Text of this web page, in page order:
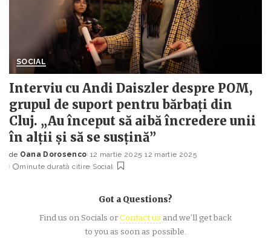
SOCIAL
Interviu cu Andi Daiszler despre POM,
grupul de suport pentru bărbați din
Cluj. „Au început să aibă încredere unii
în alții și să se susțină”
Posted
by
de Oana Dorosenco 12 martie 2025 12 martie 2025
minute durată citire Social
Got a Questions?
Find us on Socials orContact us and we’ll get back
to you as soon as possible.